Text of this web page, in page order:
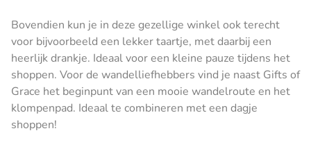
Bovendien kun je in deze gezellige winkel ook terecht
voor bijvoorbeeld een lekker taartje, met daarbij een
heerlijk drankje. Ideaal voor een kleine pauze tijdens het
shoppen. Voor de wandelliefhebbers vind je naast Gifts of
Grace het beginpunt van een mooie wandelroute en het
klompenpad. Ideaal te combineren met een dagje
shoppen!